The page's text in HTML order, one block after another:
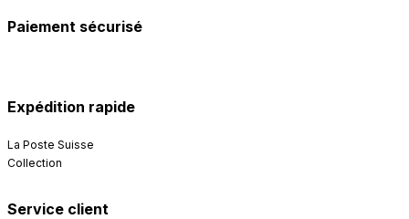
Paiement sécurisé
Expédition rapide
La Poste Suisse
Collection
Service client